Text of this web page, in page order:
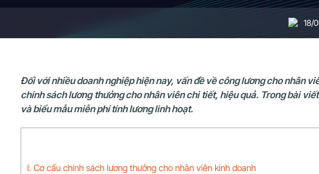
18/
Đối với nhiều doanh nghiệp hiện nay, vấn đề về công lương cho nhân
chính sách lương thưởng cho nhân viên chi tiết, hiệu quả. Trong bài
và biểu mẫu miễn phí tính lương linh hoạt.
I. Cơ cấu chính sách lương thưởng cho nhân viên kinh doanh